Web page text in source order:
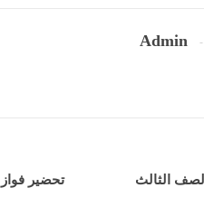
Admin
الثالث
تحضير فواز